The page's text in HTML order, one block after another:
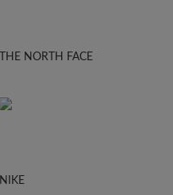
THE NORTH FACE
NIKE